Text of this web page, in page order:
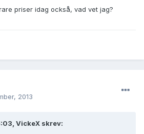
priser idag också, vad vet jag?
2013
VickeX skrev: